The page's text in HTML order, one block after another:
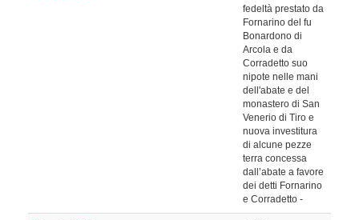
fedeltà prestato da
Fornarino del fu
Bonardono di
Arcola e da
Corradetto suo
nipote nelle mani
dell'abate e del
monastero di San
Venerio di Tiro e
nuova investitura
di alcune pezze
terra concessa
dall’abate a favore
dei detti Fornarino
e Corradetto -